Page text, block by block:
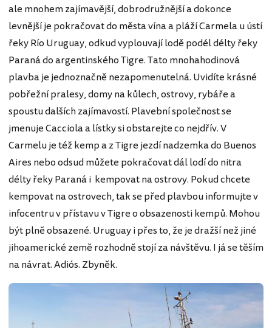
ale mnohem zajímavější, dobrodružnější a dokonce
levnější je pokračovat do města vína a pláží Carmela u ústí
řeky Río Uruguay, odkud vyplouvají lodě podél délty řeky
Paraná do argentinského Tigre. Tato mnohahodinová
plavba je jednoznačně nezapomenutelná. Uvidíte krásné
pobřežní pralesy, domy na kůlech, ostrovy, rybáře a
spoustu dalších zajímavostí. Plavební společnost se
jmenuje Cacciola a lístky si obstarejte co nejdřív. V
Carmelu je též kemp a z Tigre jezdí nadzemka do Buenos
Aires nebo odsud můžete pokračovat dál lodí do nitra
délty řeky Paraná i kempovat na ostrovy. Pokud chcete
kempovat na ostrovech, tak se před plavbou informujte v
infocentru v přístavu v Tigre o obsazenosti kempů. Mohou
být plně obsazené. Uruguay i přes to, že je dražší než jiné
jihoamerické země rozhodně stojí za návštěvu. I já se těším
na návrat. Adiós. Zbyněk.